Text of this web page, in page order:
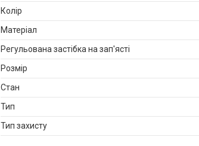
Колір
Матеріал
Регульована застібка на зап'ясті
Розмір
Стан
Тип
Тип захисту